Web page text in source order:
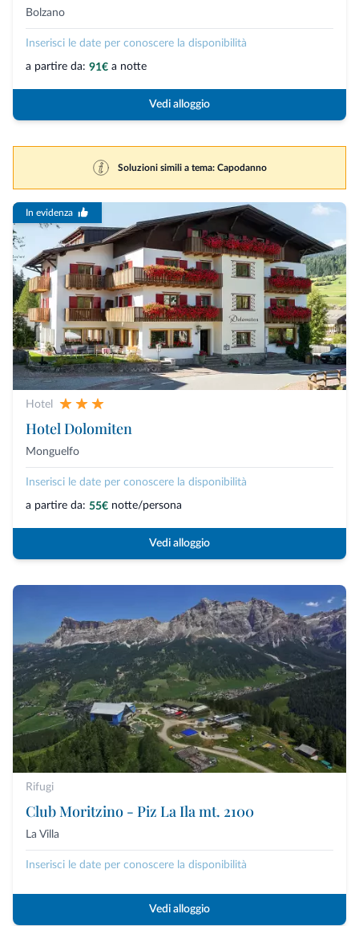
Bolzano
Inserisci le date per conoscere la disponibilità
a partire da: 91€ a notte
Vedi alloggio
Soluzioni simili a tema: Capodanno
In evidenza
Hotel
Hotel Dolomiten
Monguelfo
Inserisci le date per conoscere la disponibilità
a partire da: 55€ notte/persona
Vedi alloggio
Rifugi
Club Moritzino - Piz La Ila mt. 2100
La Villa
Inserisci le date per conoscere la disponibilità
Vedi alloggio